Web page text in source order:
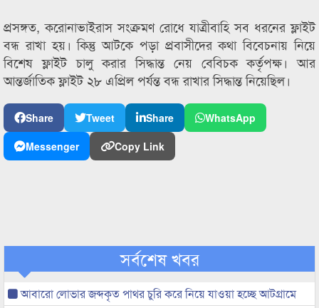
প্রসঙ্গত, করোনাভাইরাস সংক্রমণ রোধে যাত্রীবাহি সব ধরনের ফ্লাইট
বন্ধ রাখা হয়। কিন্তু আটকে পড়া প্রবাসীদের কথা বিবেচনায় নিয়ে
বিশেষ ফ্লাইট চালু করার সিদ্ধান্ত নেয় বেবিচক কর্তৃপক্ষ। আর
আন্তর্জাতিক ফ্লাইট ২৮ এপ্রিল পর্যন্ত বন্ধ রাখার সিদ্ধান্ত নিয়েছিল।
Share Tweet Share
WhatsApp
Messenger
Copy Link
সর্বশেষ খবর
আবারো লোভার জব্দকৃত পাথর চুরি করে নিয়ে যাওয়া হচ্ছে আটগ্রামে